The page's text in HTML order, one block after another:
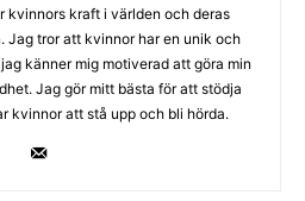
kvinnors kraft i världen och deras
Jag tror att kvinnor har en unik och
känner mig motiverad att göra min
Jag gör mitt bästa för att stödja
kvinnor att stå upp och bli hörda.